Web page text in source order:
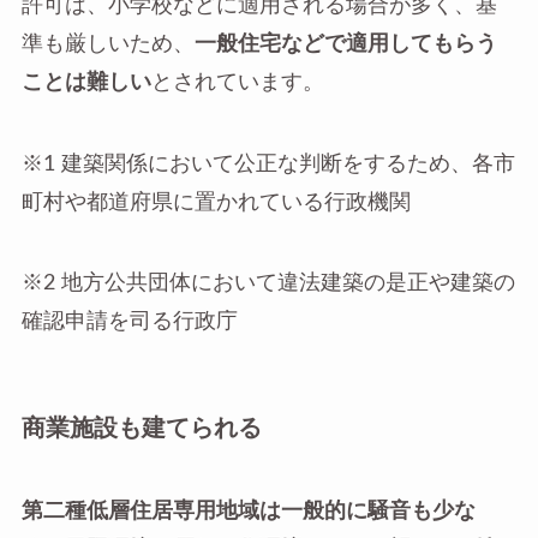
許可は、小学校などに適用される場合が多く、基
準も厳しいため、 一般住宅などで適用してもらう
ことは難しいとされています。
※1 建築関係において公正な判断をするため、各市
町村や都道府県に置かれている行政機関
※2 地方公共団体において違法建築の是正や建築の
確認申請を司る行政庁
商業施設も建てられる
第二種低層住居専用地域は一般的に騒音も少な